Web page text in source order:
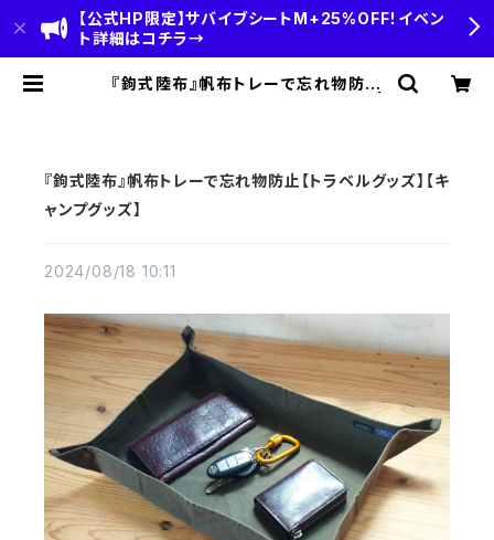
【公式HP限定】サバイブシートM+25%OFF！イベン
ト詳細はコチラ→
『鉤式陸布』帆布トレーで忘れ物防止
『鉤式陸布』帆布トレーで忘れ物防止【トラベルグッズ】【キ
ャンプグッズ】
2024/08/18 10:11